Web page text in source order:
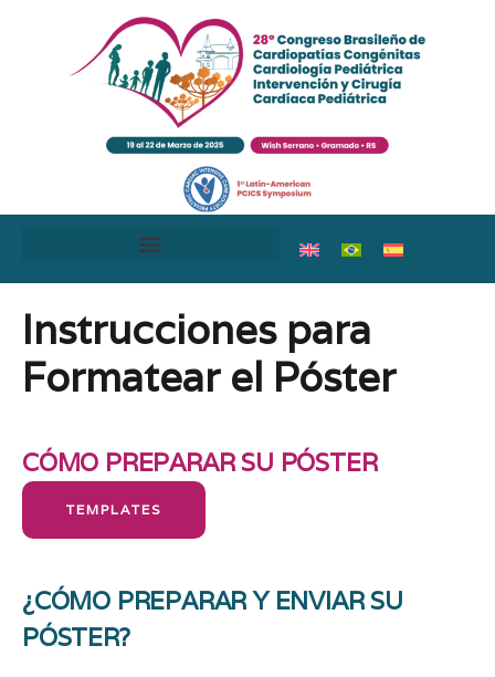
Instrucciones para
Formatear el Póster
CÓMO PREPARAR SU PÓSTER
TEMPLATES
¿CÓMO PREPARAR Y ENVIAR SU
PÓSTER?